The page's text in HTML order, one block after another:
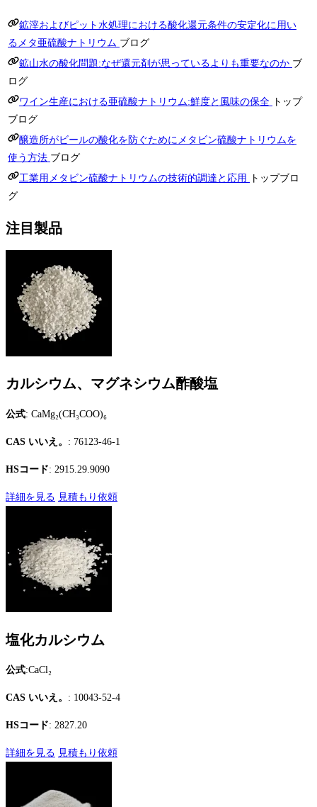
鉱滓およびピット水処理における酸化還元条件の安定化に用い
るメタ亜硫酸ナトリウム ブログ
鉱山水の酸化問題:なぜ還元剤が思っているよりも重要なのか ブ
ログ
ワイン生産における亜硫酸ナトリウム:鮮度と風味の保全 トップ
ブログ
醸造所がビールの酸化を防ぐためにメタビン硫酸ナトリウムを
使う方法 ブログ
工業用メタビン硫酸ナトリウムの技術的調達と応用
トップブロ
グ
注目製品
カルシウム、マグネシウム酢酸塩
公式: CaMg₂(CH₃COO)₆
CAS いいえ。 : 76123-46-1
HSコード: 2915.29.9090
詳細を見る 見積もり依頼
塩化カルシウム
公式:CaCl₂
CAS いいえ。 : 10043-52-4
HSコード: 2827.20
詳細を見る 見積もり依頼